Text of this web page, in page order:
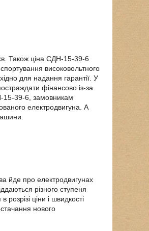
Також ціна СДН-15-39-6
високовольтного
для надання гарантії. У
фінансово із-за
15-39-6, замовникам
електродвигуна. А
йде про електродвигунах
різного ступеня
ціни і швидкості
нового